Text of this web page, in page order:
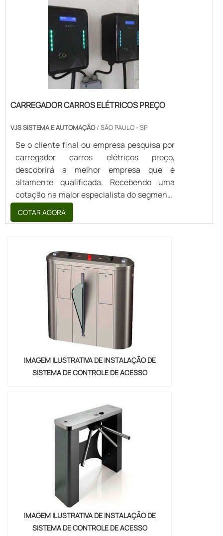
acessível em uma empresa altamente
qualificada, acha a VJS Sistema e
Automação. É possível encontrar fechadura
CARREGADOR CARROS ELÉTRICOS PREÇO
VJS SISTEMA E AUTOMAÇÃO/ SÃO PAULO - SP
Se o cliente final ou empresa pesquisa por
carregador carros elétricos preço,
descobrirá a melhor empresa que é
altamente qualificada. Recebendo uma
cotação na maior especialista do segmento
e descobrindo a líder da área de
atuação.Quando o tema é carregador
o cliente atingirá proteção com
combinações perfeitas entre equipamentos
e programas.MAIS SOBRE CARREGADOR
COTAR AGORA
IMAGEM ILUSTRATIVA DE INSTALAÇÃO DE
SISTEMA DE CONTROLE DE ACESSO
IMAGEM ILUSTRATIVA DE INSTALAÇÃO DE
SISTEMA DE CONTROLE DE ACESSO